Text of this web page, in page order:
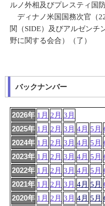
ルノ外相及びプレスティ国
ディナノ米国国務次官（
関（SIDE）及びアルゼンチ
野に関する会合）（了）
バックナンバー
2026年 1月 2月 3月
2025年 1月 2月 3月 4月 5月
2024年 1月 2月 3月 4月 5月
2023年 1月 2月 3月 4月 5月
2022年 1月 2月 3月 4月 5月
2021年 1月 2月 3月 4月 5月
2020年 1月 2月 3月 4月 5月